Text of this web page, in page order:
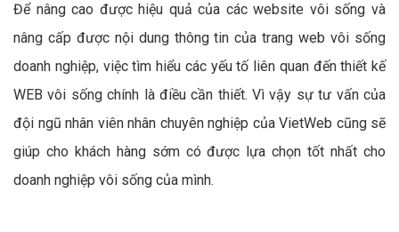
Để nâng cao được hiệu quả của các website vôi sống và
nâng cấp được nội dung thông tin của trang web vôi sống
doanh nghiệp, việc tìm hiểu các yếu tố liên quan đến thiết kế
WEB vôi sống chính là điều cần thiết. Vì vậy sự tư vấn của
đội ngũ nhân viên nhân chuyên nghiệp của VietWeb cũng sẽ
giúp cho khách hàng sớm có được lựa chọn tốt nhất cho
doanh nghiệp vôi sống của mình.